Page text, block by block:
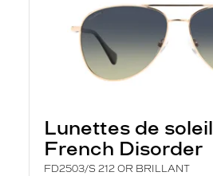
Lunettes de soleil
French Disorder
FD2503/S 212 OR BRILLANT